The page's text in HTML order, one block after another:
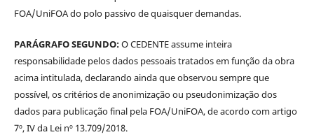
FOA/UniFOA do polo passivo de quaisquer demandas.
PARÁGRAFO SEGUNDO:O CEDENTE assume inteira
responsabilidade pelos dados pessoais tratados em função da obra
acima intitulada, declarando ainda que observou sempre que
possível, os critérios de anonimização ou pseudonimização dos
dados para publicação final pela FOA/UniFOA, de acordo com artigo
7º, IV da Lei nº 13.709/2018.